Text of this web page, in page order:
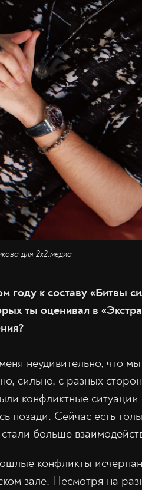
для 2х2.медиа
году к составу «Битвы
ты оценивал в
неудивительно, что
сильно, с разных
конфликтные
позади. Сейчас есть
больше
конфликты
зале. Несмотря на